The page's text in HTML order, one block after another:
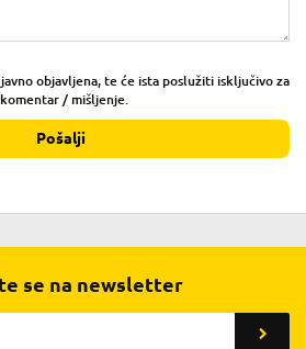
objavljena, te će ista poslužiti isključivo za
/ mišljenje.
Pošalji
se na newsletter